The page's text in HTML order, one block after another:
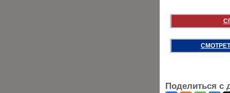
Поделиться с